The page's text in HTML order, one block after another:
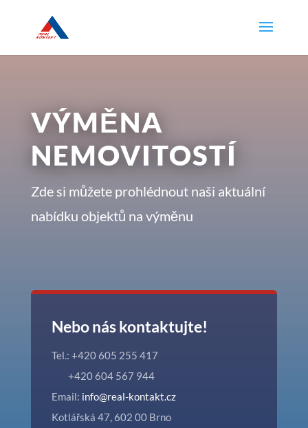
VÝMĚNA
NEMOVITOSTÍ
Zde si můžete prohlédnout naši aktuální
nabídku objektů na výměnu
Nebo nás kontaktujte!
Tel.: +420 605 255 417
+420 604 567 944
Email: info@real-kontakt.cz
Kotlářská 47, 602 00 Brno